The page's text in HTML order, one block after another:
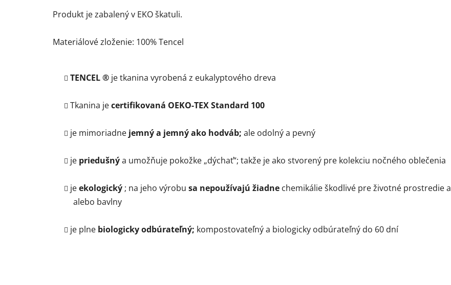
Produkt je zabalený v EKO škatuli.
Materiálové zloženie: 100% Tencel
TENCEL ® je tkanina vyrobená z eukalyptového dreva
Tkanina jecertifikovaná OEKO-TEX Standard 100
je mimoriadne jemný a jemný ako hodváb; ale odolný a pevný
je priedušnýa umožňuje pokožke „dýchať“; takže je ako stvorený pre kolekciu nočného oblečenia
jeekologický ; na jeho výrobu sa nepoužívajú žiadne chemikálie škodlivé pre životné prostredie a
alebo bavlny
je plne biologicky odbúrateľný; kompostovateľný a biologicky odbúrateľný do 60 dní